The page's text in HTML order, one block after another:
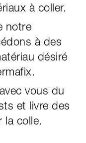
à coller.
notre
à des
désiré
vous du
et livre des
la colle.